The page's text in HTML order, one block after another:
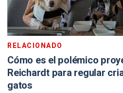
RELACIONADO
Cómo es el polémico
Reichardt para regular
gatos